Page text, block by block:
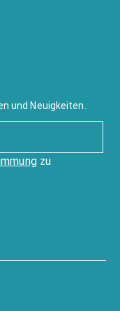
und Neuigkeiten.
zu